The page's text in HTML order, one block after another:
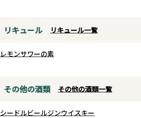
リキュール リキュール一覧
レモンサワーの素
その他の酒類 その他の酒類一覧
シードルビールジンウイスキー